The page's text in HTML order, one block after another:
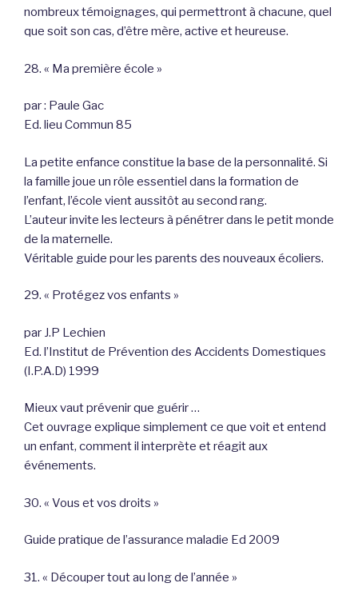
nombreux témoignages, qui permettront à chacune, quel
que soit son cas, d’être mère, active et heureuse.
28. « Ma première école »
par : Paule Gac
Ed. lieu Commun 85
La petite enfance constitue la base de la personnalité. Si
la famille joue un rôle essentiel dans la formation de
l’enfant, l’école vient aussitôt au second rang.
L’auteur invite les lecteurs à pénétrer dans le petit monde
de la maternelle.
Véritable guide pour les parents des nouveaux écoliers.
29. « Protégez vos enfants »
par J.P Lechien
Ed. l’Institut de Prévention des Accidents Domestiques
(I.P.A.D) 1999
Mieux vaut prévenir que guérir …
Cet ouvrage explique simplement ce que voit et entend
un enfant, comment il interprète et réagit aux
événements.
30. « Vous et vos droits »
Guide pratique de l’assurance maladie Ed 2009
31. « Découper tout au long de l’année »